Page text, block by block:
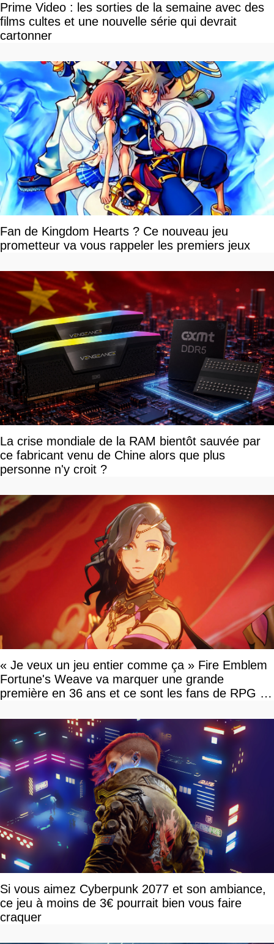
Prime Video : les sorties de la semaine avec des
films cultes et une nouvelle série qui devrait
cartonner
Fan de Kingdom Hearts ? Ce nouveau jeu
prometteur va vous rappeler les premiers jeux
La crise mondiale de la RAM bientôt sauvée par
ce fabricant venu de Chine alors que plus
personne n'y croit ?
« Je veux un jeu entier comme ça » Fire Emblem
Fortune's Weave va marquer une grande
première en 36 ans et ce sont les fans de RPG en
Si vous aimez Cyberpunk 2077 et son ambiance,
ce jeu à moins de 3€ pourrait bien vous faire
craquer